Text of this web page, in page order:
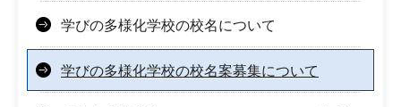
学びの多様化学校の校名について
学びの多様化学校の校名案募集について